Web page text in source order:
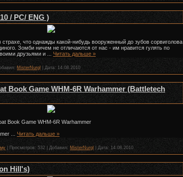
/ PC/ ENG )
страхе, что однажды какой-нибудь вооруженный до зубов сорвиголова
Зомби ничем не отличаются от нас - им нравится гулять по
друзьями и
Читать дальше »
MisterNurgl Дата: 14.08.2010
Book Game WHM-6R Warhammer (Battletech
Book Game WHM-6R Warhammer
Читать дальше »
Просмотров: 532 Добавил: MisterNurgl Дата: 14.08.2010
Hill's)